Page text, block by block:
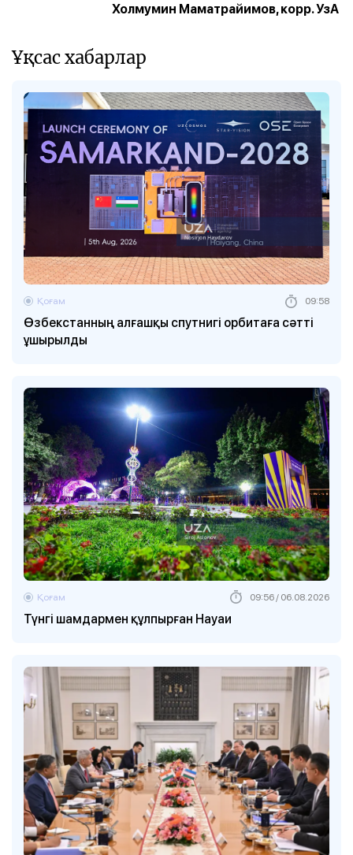
Холмумин Маматрайимов, корр. УзА
Ұқсас хабарлар
Өзбекстанның алғашқы спутнигі орбитаға сәтті
ұшырылды
Қоғам 09:58
Түнгі шамдармен құлпырған Науаи
Қоғам 09:56 / 06.08.2026